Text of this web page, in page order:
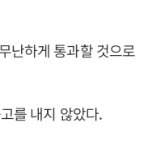
난하게 통과할 것으로
를 내지 않았다.